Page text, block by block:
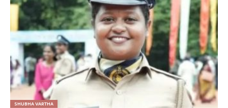
SHUBHA VARTHA